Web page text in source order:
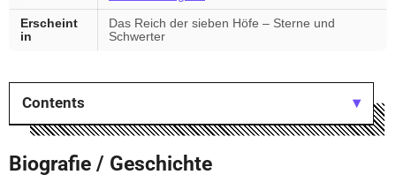
Erscheint
in
Das Reich der sieben Höfe – Sterne und
Schwerter
Contents
Biografie / Geschichte